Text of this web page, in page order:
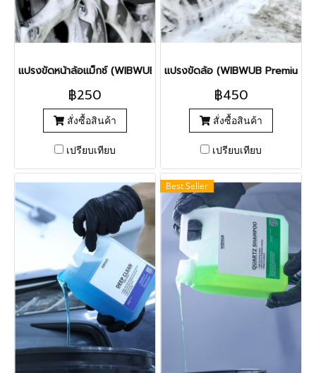
แปรงขัดหน้าล้อแม็กซ์ (WIBWUB Front Wheel Brush)
฿250
สั่งซื้อสินค้า
เปรียบเทียบ
แปรงขัดล้อ (WIBWUB Premium
฿450
สั่งซื้อสินค้า
เปรียบเทียบ
Best Seller